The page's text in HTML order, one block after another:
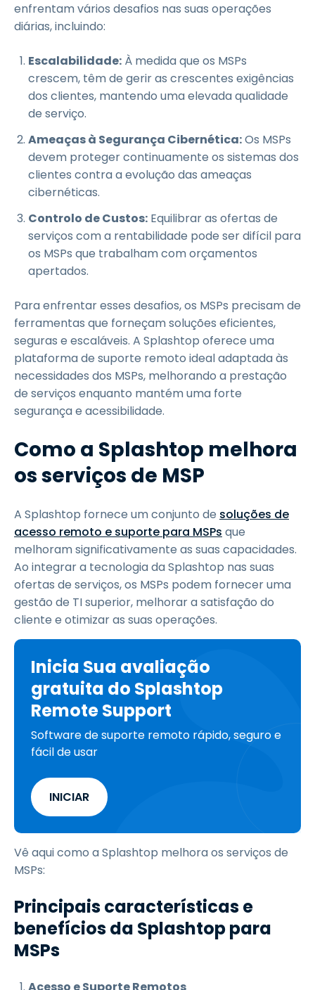
enfrentam vários desafios nas suas operações
diárias, incluindo:
Escalabilidade: À medida que os MSPs
crescem, têm de gerir as crescentes exigências
dos clientes, mantendo uma elevada qualidade
de serviço.
Ameaças à Segurança Cibernética:Os MSPs
devem proteger continuamente os sistemas dos
clientes contra a evolução das ameaças
cibernéticas.
Controlo de Custos: Equilibrar as ofertas de
serviços com a rentabilidade pode ser difícil para
os MSPs que trabalham com orçamentos
apertados.
Para enfrentar esses desafios, os MSPs precisam de
ferramentas que forneçam soluções eficientes,
seguras e escaláveis. A Splashtop oferece uma
plataforma de suporte remoto ideal adaptada às
necessidades dos MSPs, melhorando a prestação
de serviços enquanto mantém uma forte
segurança e acessibilidade.
Como a Splashtop melhora
os serviços de MSP
A Splashtop fornece um conjunto de soluções de
acesso remoto e suporte para MSPs que
melhoram significativamente as suas capacidades.
Ao integrar a tecnologia da Splashtop nas suas
ofertas de serviços, os MSPs podem fornecer uma
gestão de TI superior, melhorar a satisfação do
cliente e otimizar as suas operações.
Inicia Sua avaliação
gratuita do Splashtop
Remote Support
Software de suporte remoto rápido, seguro e
fácil de usar
INICIAR
Vê aqui como a Splashtop melhora os serviços de
MSPs:
Principais características e
benefícios da Splashtop para
MSPs